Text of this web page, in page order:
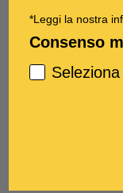
*Leggi la nostra
Consenso